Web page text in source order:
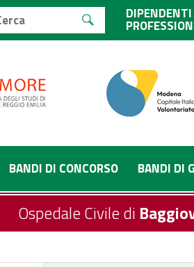
BANDI DI CONCORSO BANDI DI
Ospedale Civile di